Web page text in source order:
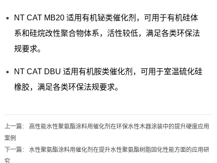
NT CAT MB20 适用有机铋类催化剂，可用于有机硅体
系和硅烷改性聚合物体系，活性较低，满足各类环保法
规要求。
NT CAT DBU 适用有机胺类催化剂，可用于室温硫化硅
橡胶，满足各类环保法规要求。
上一篇： 高性能水性聚氨酯涂料用催化剂在环保水性木器涂装中的提升硬度应用
案例
下一篇： 水性聚氨酯涂料用催化剂在提升水性聚氨酯树脂固化性能方面的应用研